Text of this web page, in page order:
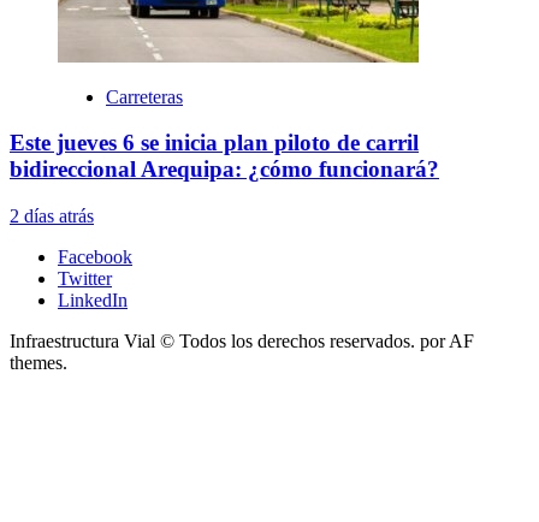
Carreteras
Este jueves 6 se inicia plan piloto de carril
bidireccional Arequipa: ¿cómo funcionará?
2 días atrás
Facebook
Twitter
LinkedIn
Infraestructura Vial © Todos los derechos reservados. por AF
themes.